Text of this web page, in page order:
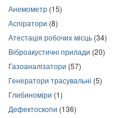
Анемометр (15)
Аспіратори (8)
Атестація робочих місць (34)
Віброакустичні прилади (20)
Газоаналізатори (57)
Генератори трасувальні (5)
Глибиноміри (1)
Дефектоскопи (136)